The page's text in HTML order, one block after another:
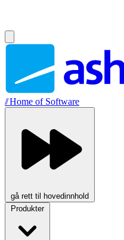
//Home of Software
gå rett til hovedinnhold
Produkter